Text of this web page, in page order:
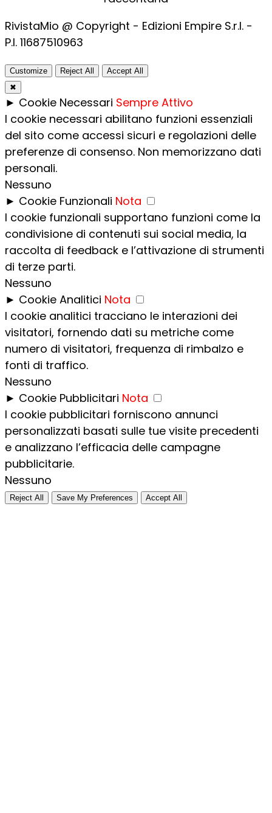
RivistaMio @ Copyright - Edizioni Empire S.r.l. -
P.I. 11687510963​
Customize Reject All
Accept All
✖
► Cookie Necessari Sempre Attivo
I cookie necessari abilitano funzioni essenziali
del sito come accessi sicuri e regolazioni delle
preferenze di consenso. Non memorizzano dati
personali.
Nessuno
► Cookie Funzionali Nota
I cookie funzionali supportano funzioni come la
condivisione di contenuti sui social media, la
raccolta di feedback e l’attivazione di strumenti
di terze parti.
Nessuno
► Cookie Analitici Nota
I cookie analitici tracciano le interazioni dei
visitatori, fornendo dati su metriche come
numero di visitatori, frequenza di rimbalzo e
fonti di traffico.
Nessuno
► Cookie Pubblicitari Nota
I cookie pubblicitari forniscono annunci
personalizzati basati sulle tue visite precedenti
e analizzano l’efficacia delle campagne
pubblicitarie.
Nessuno
Reject All Save My Preferences Accept All